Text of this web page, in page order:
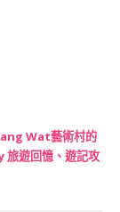
Wat藝術村的
旅遊回憶、遊記攻